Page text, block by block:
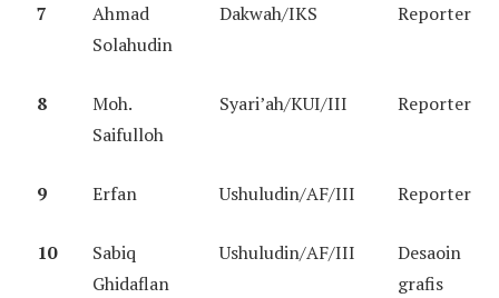
7
Ahmad
Solahudin
Dakwah/IKS Reporter
8
Moh.
Saifulloh
Syari’ah/KUI/III Reporter
9 Erfan Ushuludin/AF/III Reporter
10
Sabiq
Ghidaflan
Ushuludin/AF/III
Desaoin
grafis